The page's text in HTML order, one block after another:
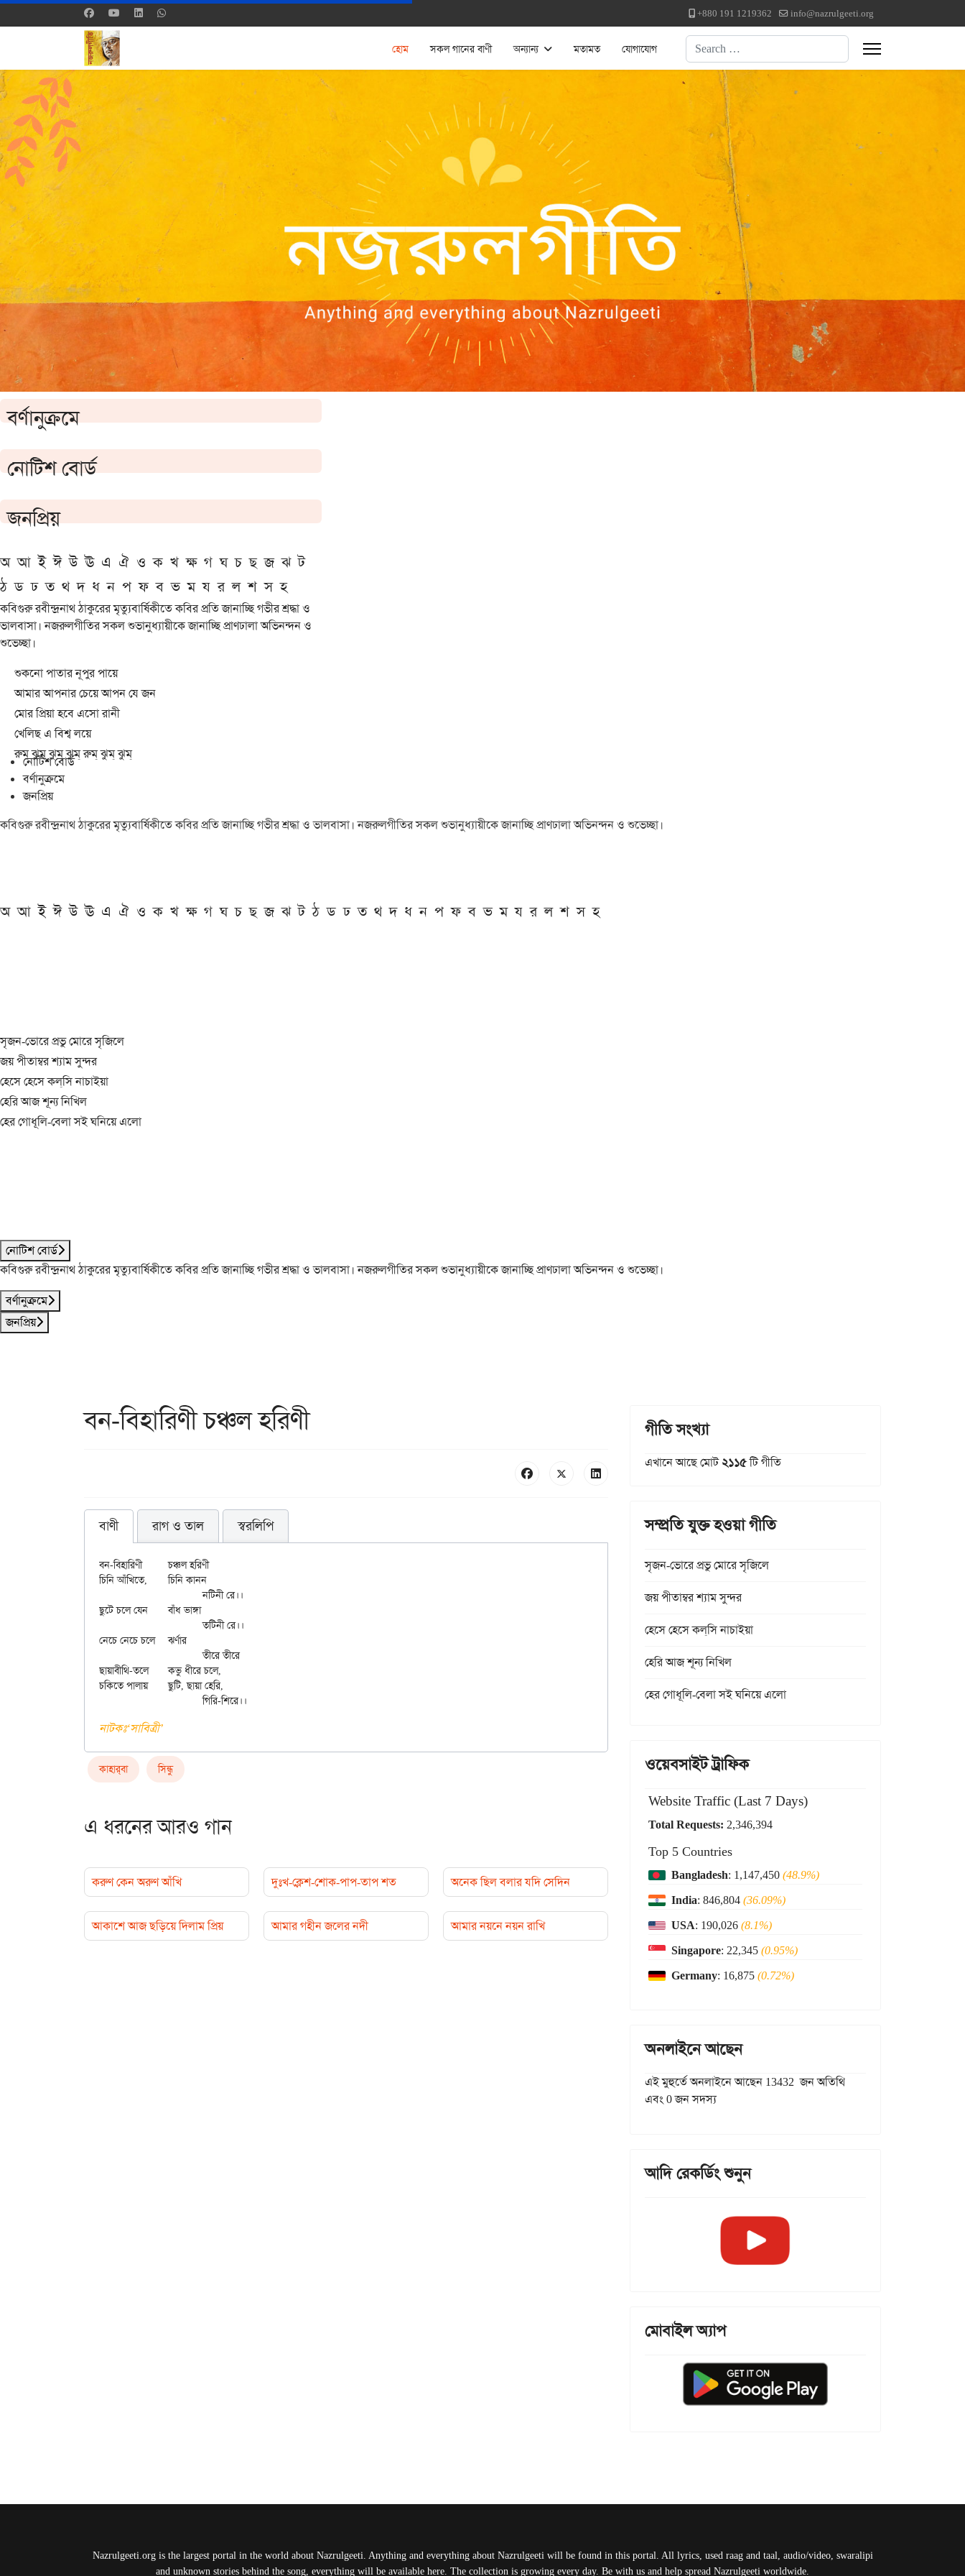
+880 191 1219362 info@nazrulgeeti.org
হোম সকল গানের বাণী অন্যান্য মতামত যোগাযোগ Search
বর্ণানুক্রমে
নোটিশ বোর্ড
জনপ্রিয়
অ আ ই ঈ উ ঊ এ ঐ ও ক খ ক্ষ গ ঘ চ ছ জ ঝ ট
ঠ ড ঢ ত থ দ ধ ন প ফ ব ভ ম য র ল শ স হ
কবিগুরু রবীন্দ্রনাথ ঠাকুরের মৃত্যুবার্ষিকীতে কবির প্রতি জানাচ্ছি গভীর শ্রদ্ধা ও
ভালবাসা। নজরুলগীতির সকল শুভানুধ্যায়ীকে জানাচ্ছি প্রাণঢালা অভিনন্দন ও
শুভেচ্ছা।
শুকনো পাতার নূপুর পায়ে
আমার আপনার চেয়ে আপন যে জন
মোর প্রিয়া হবে এসো রানী
খেলিছ এ বিশ্ব লয়ে
রুম্ ঝুম্ ঝুম্ ঝুম্ রুম্ ঝুম্ ঝুম্
নোটিশ বোর্ড
বর্ণানুক্রমে
জনপ্রিয়
কবিগুরু রবীন্দ্রনাথ ঠাকুরের মৃত্যুবার্ষিকীতে কবির প্রতি জানাচ্ছি গভীর শ্রদ্ধা ও ভালবাসা। নজরুলগীতির সকল শুভানুধ্যায়ীকে জানাচ্ছি প্রাণঢালা অভিনন্দন ও শুভেচ্ছা।
অ আ ই ঈ উ ঊ এ ঐ ও ক খ ক্ষ গ ঘ চ ছ জ ঝ ট ঠ ড ঢ ত থ দ ধ ন প ফ ব ভ ম য র ল শ স হ
সৃজন-ভোরে প্রভু মোরে সৃজিলে
জয় পীতাম্বর শ্যাম সুন্দর
হেসে হেসে কল্‌সি নাচাইয়া
হেরি আজ শূন্য নিখিল
হের গোধূলি-বেলা সই ঘনিয়ে এলো
নোটিশ বোর্ড
কবিগুরু রবীন্দ্রনাথ ঠাকুরের মৃত্যুবার্ষিকীতে কবির প্রতি জানাচ্ছি গভীর শ্রদ্ধা ও ভালবাসা। নজরুলগীতির সকল শুভানুধ্যায়ীকে জানাচ্ছি প্রাণঢালা অভিনন্দন ও শুভেচ্ছা।
বর্ণানুক্রমে
জনপ্রিয়
বন-বিহারিণী চঞ্চল হরিণী
বাণী রাগ ও তাল স্বরলিপি
বন-বিহারিণী	চঞ্চল হরিণী
চিনি আঁখিতে,	চিনি কানন
			নটিনী রে।।
ছুটে চলে যেন	বাঁধ ভাঙ্গা
			তটিনী রে।।
নেচে নেচে চলে	ঝর্ণার
			তীরে তীরে
ছায়াবীথি-তলে	কভু ধীরে চলে,
চকিতে পালায়	ছুটি, ছায়া হেরি,
নাটকঃ‘সাবিত্রী’
কাহার্‌বা সিন্ধু
এ ধরনের আরও গান
করুণ কেন অরুণ আঁখি দুঃখ-ক্লেশ-শোক-পাপ-তাপ শত অনেক ছিল বলার যদি সেদিন
আকাশে আজ ছড়িয়ে দিলাম প্রিয় আমার গহীন জলের নদী আমার নয়নে নয়ন রাখি
গীতি সংখ্যা
এখানে আছে মোট২১১৫টি গীতি
সম্প্রতি যুক্ত হওয়া গীতি
সৃজন-ভোরে প্রভু মোরে সৃজিলে
জয় পীতাম্বর শ্যাম সুন্দর
হেসে হেসে কল্‌সি নাচাইয়া
হেরি আজ শূন্য নিখিল
হের গোধূলি-বেলা সই ঘনিয়ে এলো
ওয়েবসাইট ট্রাফিক
Website Traffic (Last 7 Days)
Total Requests: 2,346,394
Top 5 Countries
Bangladesh: 1,147,450(48.9%)
India: 846,804(36.09%)
USA: 190,026(8.1%)
Singapore: 22,345(0.95%)
Germany: 16,875(0.72%)
অনলাইনে আছেন
এই মুহুর্তে অনলাইনে আছেন 13432 জন অতিথি
এবং 0 জন সদস্য
আদি রেকর্ডিং শুনুন
মোবাইল অ্যাপ
Nazrulgeeti.org is the largest portal in the world about Nazrulgeeti. Anything and everything about Nazrulgeeti will be found in this portal. All lyrics, used raag and taal, audio/video, swaralipi
and unknown stories behind the song, everything will be available here. The collection is growing every day. Be with us and help spread Nazrulgeeti worldwide.